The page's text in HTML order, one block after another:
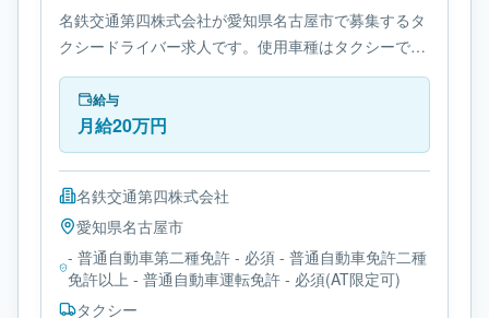
名鉄交通第四株式会社が愛知県名古屋市で募集するタ
クシードライバー求人です。使用車種はタクシーで
す。勤務時間は- シフト制です。必要免許は- 普通自動
車第二種免許です。
給与
月給20万円
名鉄交通第四株式会社
愛知県名古屋市
- 普通自動車第二種免許 - 必須 - 普通自動車免許二種
免許以上 - 普通自動車運転免許 - 必須(AT限定可)
タクシー